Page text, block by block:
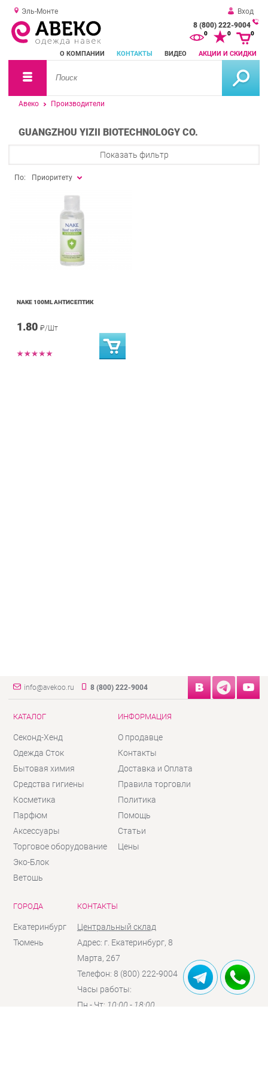
Эль-Монте
Вход
8 (800) 222-9004
О КОМПАНИИ КОНТАКТЫ ВИДЕО АКЦИИ И СКИДКИ
0 0 0
Авеко Производители
GUANGZHOU YIZII BIOTECHNOLOGY CO.
Показать фильтр
По: Приоритету
NAKE 100ML АНТИСЕПТИК
1.80 ₽/Шт
info@avekoo.ru 8 (800) 222-9004
КАТАЛОГ
Секонд-Хенд
Одежда Сток
Бытовая химия
Средства гигиены
Косметика
Парфюм
Аксессуары
Торговое оборудование
Эко-Блок
Ветошь
ИНФОРМАЦИЯ
О продавце
Контакты
Доставка и Оплата
Правила торговли
Политика
Помощь
Статьи
Цены
ГОРОДА
Екатеринбург
Тюмень
КОНТАКТЫ
Центральный склад
Адрес: г. Екатеринбург, 8
Марта, 267
Телефон: 8 (800) 222-9004
Часы работы:
Пн - Чт: 10:00 - 18:00